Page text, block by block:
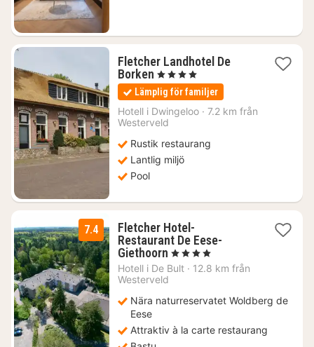
Fletcher Landhotel De
Borken 1
natt
från
823
kr.
, 4 Stjärnor
Lämplig för familjer
Hotell i Dwingeloo · 7.2 km från
Westerveld
Rustik restaurang
Lantlig miljö
Pool
7.4
Fletcher Hotel-
Restaurant De Eese-
Giethoorn 1
natt
kr.
, 4 Stjärnor
Hotell i De Bult · 12.8 km från
Westerveld
Nära naturreservatet Woldberg de
Eese
Attraktiv à la carte restaurang